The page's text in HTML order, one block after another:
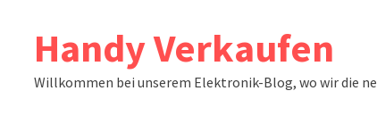
Inhalt
springenHandy Verkaufen
Willkommen bei unserem Elektronik-Blog, wo wir die